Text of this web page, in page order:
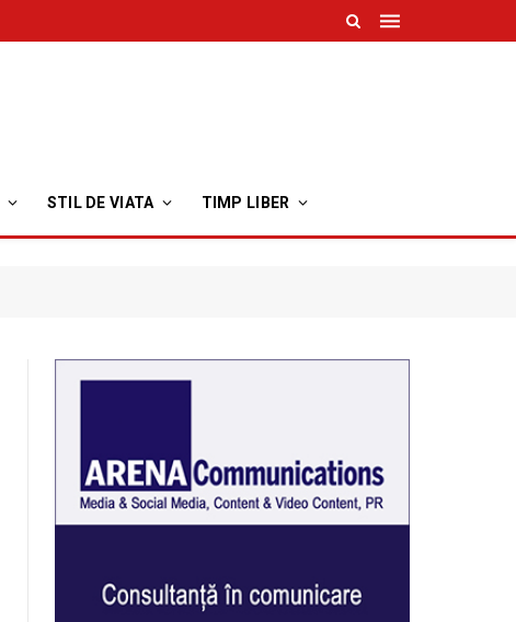
STIL DE VIATA TIMP LIBER